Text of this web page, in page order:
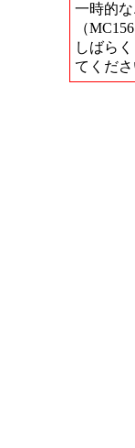
一時的な
（MC156
しばら
てくださ